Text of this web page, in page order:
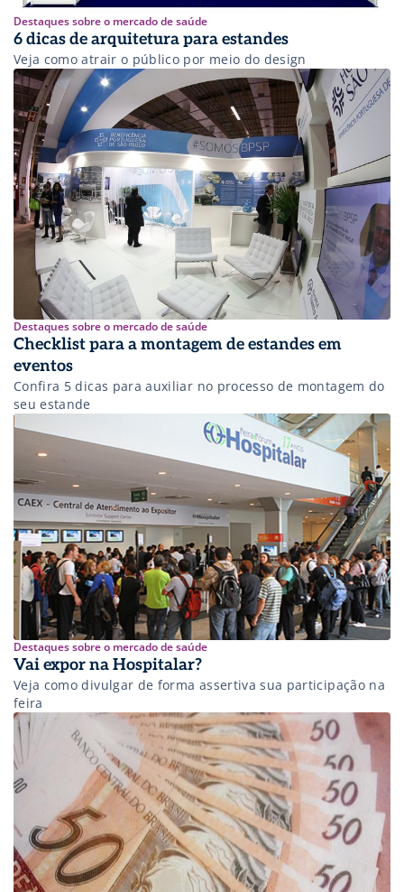
Destaques sobre o mercado de saúde
6 dicas de arquitetura para estandes
Veja como atrair o público por meio do design
Destaques sobre o mercado de saúde
Checklist para a montagem de estandes em
eventos
Confira 5 dicas para auxiliar no processo de montagem do
seu estande
Destaques sobre o mercado de saúde
Vai expor na Hospitalar?
Veja como divulgar de forma assertiva sua participação na
feira